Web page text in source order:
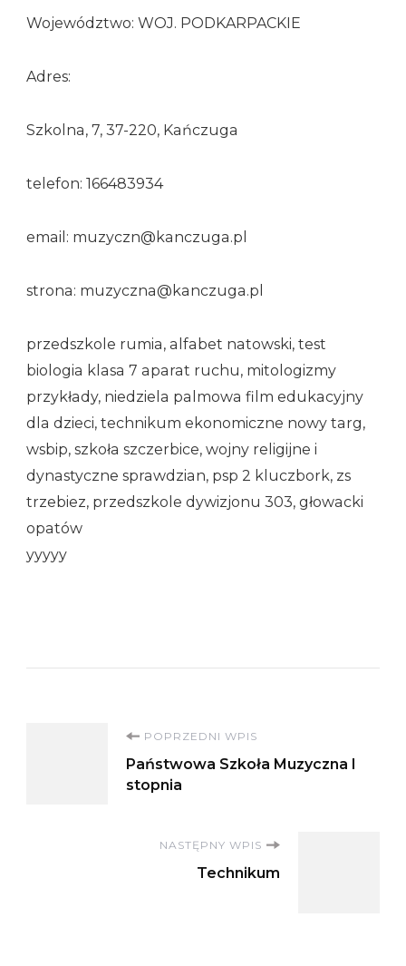
Województwo: WOJ. PODKARPACKIE
Adres:
Szkolna, 7, 37-220, Kańczuga
telefon: 166483934
email: muzyczn@kanczuga.pl
strona: muzyczna@kanczuga.pl
przedszkole rumia, alfabet natowski, test
biologia klasa 7 aparat ruchu, mitologizmy
przykłady, niedziela palmowa film edukacyjny
dla dzieci, technikum ekonomiczne nowy targ,
wsbip, szkoła szczerbice, wojny religijne i
dynastyczne sprawdzian, psp 2 kluczbork, zs
trzebiez, przedszkole dywizjonu 303, głowacki
opatów
yyyyy
Nawigacja
wpisu
POPRZEDNI WPIS
Państwowa Szkoła Muzyczna I
stopnia
NASTĘPNY WPIS
Technikum